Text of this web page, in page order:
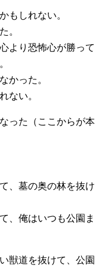
もしれない。
。
より恐怖心が勝って
かった。
ない。
った（ここからが本
、墓の奥の林を抜け
、俺はいつも公園ま
獣道を抜けて、公園